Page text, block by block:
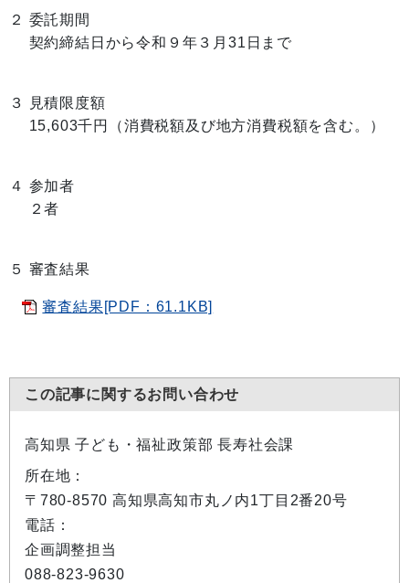
２ 委託期間
契約締結日から令和９年３月31日まで
３ 見積限度額
15,603千円（消費税額及び地方消費税額を含む。）
４ 参加者
２者
５ 審査結果
審査結果[PDF：61.1KB]
この記事に関するお問い合わせ
高知県 子ども・福祉政策部 長寿社会課
所在地：
〒780-8570 高知県高知市丸ノ内1丁目2番20号
電話：
企画調整担当
088-823-9630